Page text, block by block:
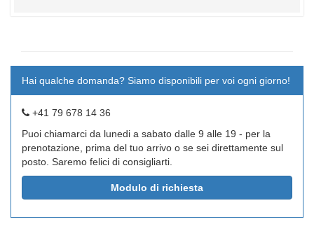
Hai qualche domanda? Siamo disponibili per voi ogni giorno!
+41 79 678 14 36
Puoi chiamarci da lunedi a sabato dalle 9 alle 19 - per la
prenotazione, prima del tuo arrivo o se sei direttamente sul
posto. Saremo felici di consigliarti.
Modulo di richiesta